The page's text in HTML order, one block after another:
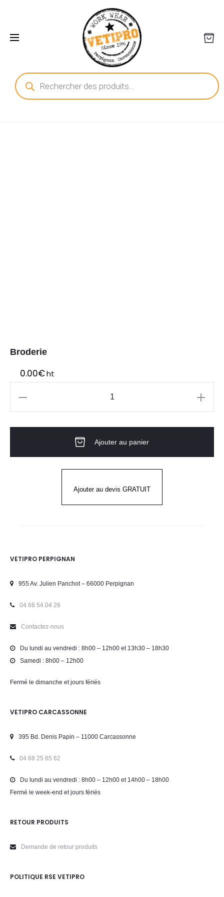
Recherche
de
produits
Broderie
0.00€ht
Ajouter au panier
Ajouter au devis GRATUIT
VETIPRO PERPIGNAN
955 Av. Julien Panchot – 66000 Perpignan
04 68 54 04 26
Contactez-nous
Du lundi au vendredi : 8h00 – 12h00 et 13h30 – 18h30
Samedi : 8h00 – 12h00
Fermé le dimanche et jours fériés
VETIPRO CARCASSONNE
395 Bd. Denis Papin – 11000 Carcassonne
04 68 25 65 62
Du lundi au vendredi : 8h00 – 12h00 et 14h00 – 18h00
Fermé le week-end et jours fériés
RETOUR PRODUITS
Demande de retour produits
POLITIQUE RSE VETIPRO